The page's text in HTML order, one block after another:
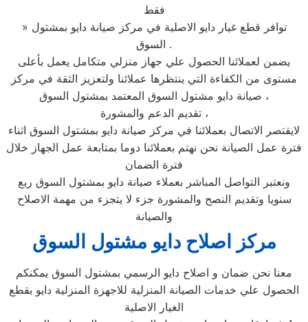
فقط
» توافر قطع غيار دايو الاصلية في مركز صيانة دايو بمشتول
السوق .
يضمن لعملائنا الحصول علي جهاز منزلي متكامل يعمل بأعلى
مستوى من الكفاءة التي ينتظرها عملائنا ولتعزيز الثقة في مركز
صيانة دايو مشتول السوق المعتمد بمشتول السوق ،
تقديم الدعم والمشورة ،
لايقتصر الاتصال بعملائنا في مركز صيانة دايو بمشتول السوق اثناء
فترة عمل الصيانة نحن نهتم بعملائنا دوما بمتابعة عمل الجهاز خلال
فترة الضمان
ونعتبر التواصل المباشر بعملاء صيانة دايو بمشتول السوق ربع
سنويا وتقديم النصح والمشورة جزء لا يتجزء من مهمة الاصلاح
والصيانة
مركز اصلاح دايو مشتول السوق
معنا نحن ضمان و اصلاح دايو الرسمي بمشتول السوق يمكنكم
الحصول علي خدمات الصيانة المنزلية للاجهزة المنزلية دايو بقطع
الغيار الاصلية